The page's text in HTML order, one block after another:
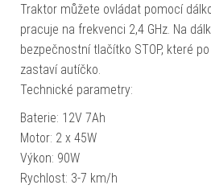
Traktor můžete ovládat pomocí
pracuje na frekvenci 2,4 GHz. Na
bezpečnostní tlačítko STOP, které
zastaví autíčko.
Technické parametry:
Baterie: 12V 7Ah
Motor: 2 x 45W
Výkon: 90W
Rychlost: 3-7 km/h